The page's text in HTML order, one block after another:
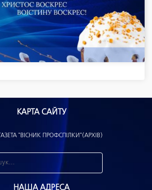
КАРТА САЙТУ
ГАЗЕТА "ВІСНИК ПРОФСПІЛКИ"(АРХІВ)
НАША АДРЕСА